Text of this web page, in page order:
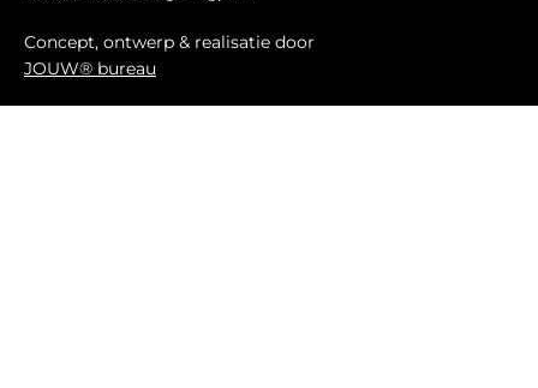
Concept, ontwerp & realisatie door
JOUW® bureau